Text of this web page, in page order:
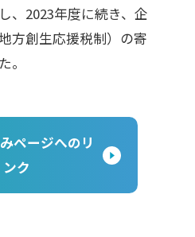
、2023年度に続き、企
方創生応援税制）の寄
。
ページへのリ
ンク